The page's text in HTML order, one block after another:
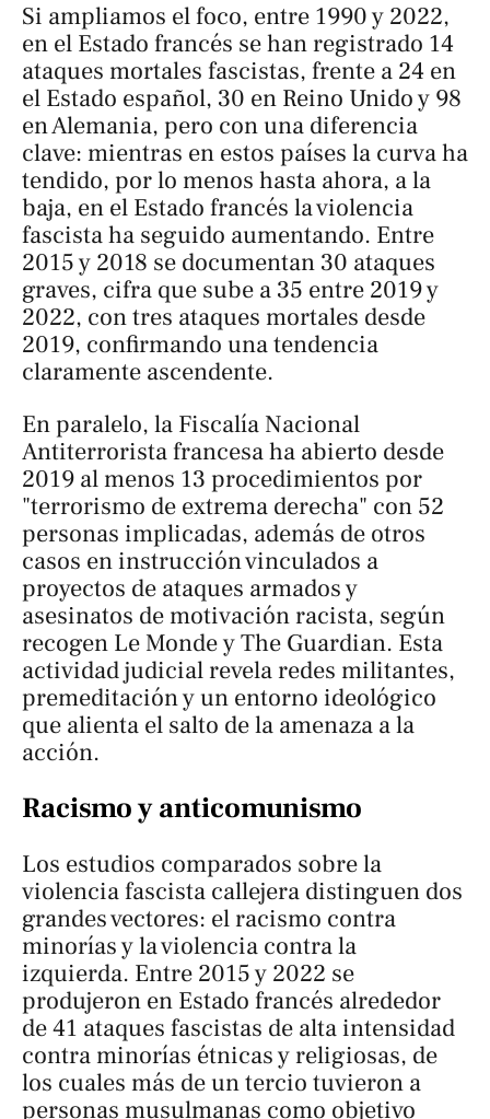
Si ampliamos el foco, entre 1990 y 2022,
en el Estado francés se han registrado 14
ataques mortales fascistas, frente a 24 en
el Estado español, 30 en Reino Unido y 98
en Alemania, pero con una diferencia
clave: mientras en estos países la curva ha
tendido, por lo menos hasta ahora, a la
baja, en el Estado francés la violencia
fascista ha seguido aumentando. Entre
2015 y 2018 se documentan 30 ataques
graves, cifra que sube a 35 entre 2019 y
2022, con tres ataques mortales desde
2019, confirmando una tendencia
claramente ascendente.
En paralelo, la Fiscalía Nacional
Antiterrorista francesa ha abierto desde
2019 al menos 13 procedimientos por
"terrorismo de extrema derecha" con 52
personas implicadas, además de otros
casos en instrucción vinculados a
proyectos de ataques armados y
asesinatos de motivación racista, según
recogen Le MondeyThe Guardian. Esta
actividad judicial revela redes militantes,
premeditación y un entorno ideológico
que alienta el salto de la amenaza a la
acción.
Racismo y anticomunismo
Los estudios comparados sobre la
violencia fascista callejera distinguen dos
grandes vectores: el racismo contra
minorías y la violencia contra la
izquierda. Entre 2015 y 2022 se
produjeron en Estado francés alrededor
de 41 ataques fascistas de alta intensidad
contra minorías étnicas y religiosas, de
los cuales más de un tercio tuvieron a
personas musulmanas como objetivo